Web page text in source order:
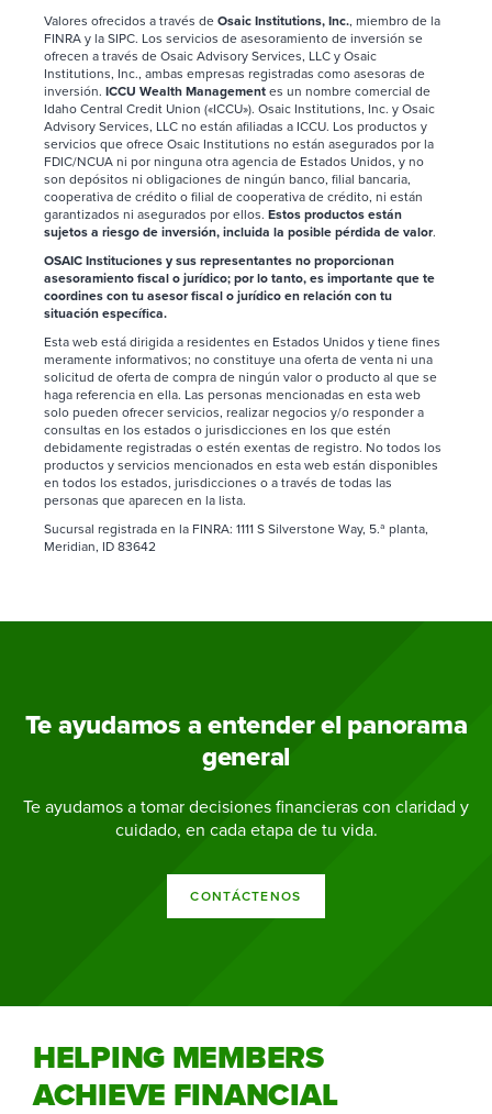
Valores ofrecidos a través deOsaic Institutions, Inc., miembro de la
FINRA y la SIPC. Los servicios de asesoramiento de inversión se
ofrecen a través de Osaic Advisory Services, LLC y Osaic
Institutions, Inc., ambas empresas registradas como asesoras de
inversión. ICCU Wealth Managementes un nombre comercial de
Idaho Central Credit Union («ICCU»). Osaic Institutions, Inc. y Osaic
Advisory Services, LLC no están afiliadas a ICCU. Los productos y
servicios que ofrece Osaic Institutions no están asegurados por la
FDIC/NCUA ni por ninguna otra agencia de Estados Unidos, y no
son depósitos ni obligaciones de ningún banco, filial bancaria,
cooperativa de crédito o filial de cooperativa de crédito, ni están
garantizados ni asegurados por ellos. Estos productos están
sujetos a riesgo de inversión, incluida la posible pérdida de valor.
OSAIC Instituciones y sus representantes no proporcionan
asesoramiento fiscal o jurídico; por lo tanto, es importante que te
coordines con tu asesor fiscal o jurídico en relación con tu
situación específica.
Esta web está dirigida a residentes en Estados Unidos y tiene fines
meramente informativos; no constituye una oferta de venta ni una
solicitud de oferta de compra de ningún valor o producto al que se
haga referencia en ella. Las personas mencionadas en esta web
solo pueden ofrecer servicios, realizar negocios y/o responder a
consultas en los estados o jurisdicciones en los que estén
debidamente registradas o estén exentas de registro. No todos los
productos y servicios mencionados en esta web están disponibles
en todos los estados, jurisdicciones o a través de todas las
personas que aparecen en la lista.
Sucursal registrada en la FINRA: 1111 S Silverstone Way, 5.ª planta,
Meridian, ID 83642
Te ayudamos a entender el panorama
general
Te ayudamos a tomar decisiones financieras con claridad y
cuidado, en cada etapa de tu vida.
CONTÁCTENOS
HELPING MEMBERS
ACHIEVE FINANCIAL